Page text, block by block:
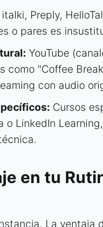
italki, Preply,
o pares es
YouTube
como "Coffee Break
con audio
Cursos
o LinkedIn
en tu
La ventaja